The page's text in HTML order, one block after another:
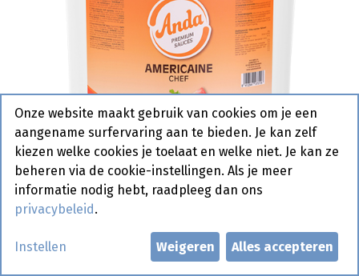
Americain Saus Chef Anda
Onze website maakt gebruik van cookies om je een
aangename surfervaring aan te bieden. Je kan zelf
kiezen welke cookies je toelaat en welke niet. Je kan ze
beheren via de cookie-instellingen. Als je meer
informatie nodig hebt, raadpleeg dan ons
privacybeleid .
Instellen Weigeren Alles accepteren